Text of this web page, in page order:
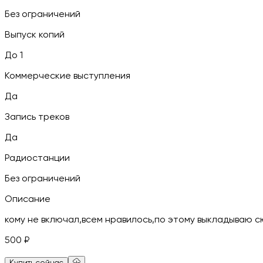
Без ограничений
Выпуск копий
До 1
Коммерческие выступления
Да
Запись треков
Да
Радиостанции
Без ограничений
Описание
кому не включал,всем нравилось,по этому выкладываю
500 ₽